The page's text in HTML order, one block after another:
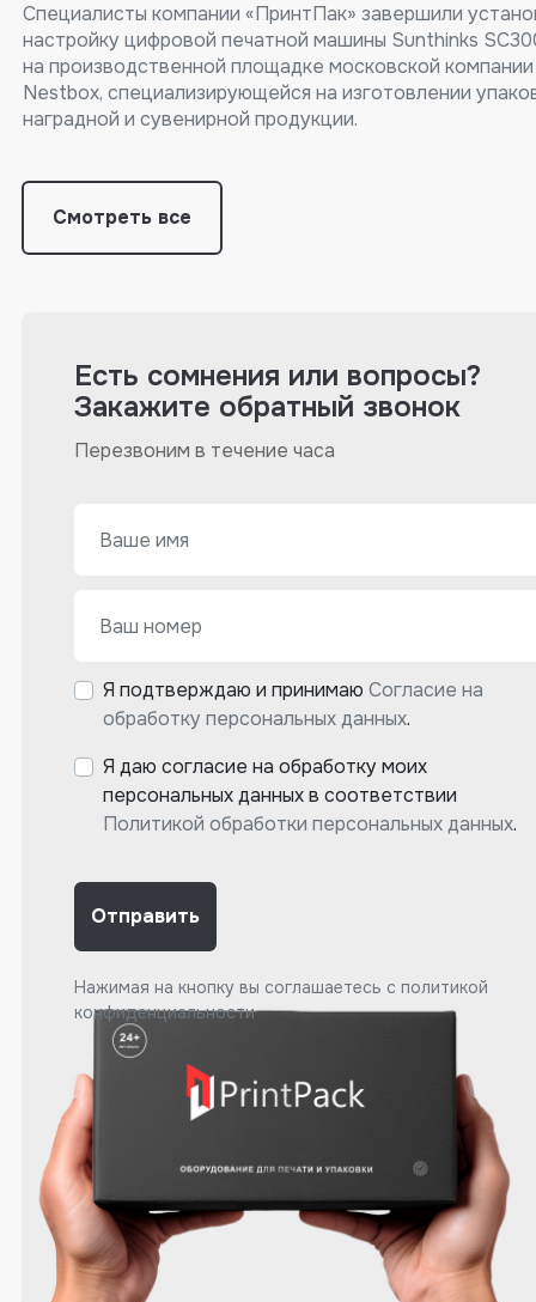
Специалисты компании «ПринтПак» завершили
настройку цифровой печатной машины Sunthinks
на производственной площадке московской компании
Nestbox, специализирующейся на изготовлении
наградной и сувенирной продукции.
Смотреть все
Есть сомнения или вопросы?
Закажите обратный звонок
Перезвоним в течение часа
Я подтверждаю и принимаюСогласие на
обработку персональных данных.
Я даю согласие на обработку моих
персональных данных в соответствии
Политикой обработки персональных данных.
Отправить
Нажимая на кнопку вы соглашаетесь сполитикой
конфиденциальности